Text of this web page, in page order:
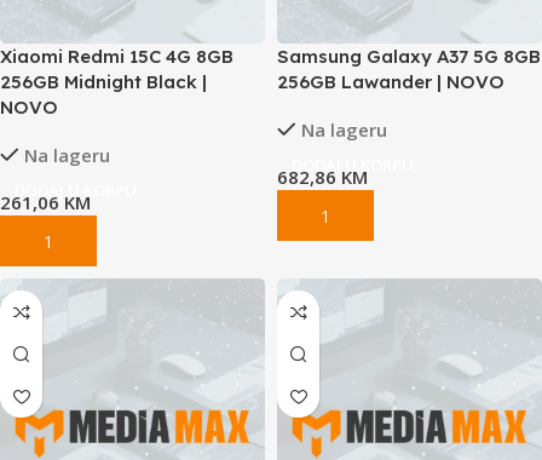
Xiaomi Redmi 15C 4G 8GB
256GB Midnight Black |
NOVO
Na lageru
261,06 KM
Samsung Galaxy A37 5G 8GB
256GB Lawander | NOVO
Na lageru
682,86 KM